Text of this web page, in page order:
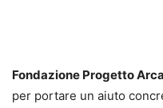
Fondazione Progetto Arca
per portare un aiuto